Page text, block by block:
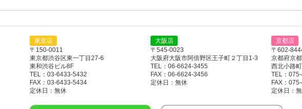
東京店
〒150-0011
東京都渋谷区東一丁目27-6
東和渋谷ビル8F
TEL：03-6433-5432
FAX：03-6433-5434
定休日：無休
大阪店
〒545-0023
大阪府大阪市阿倍野区王子町２丁目1-3
TEL：06-6624-3455
FAX：06-6624-3456
定休日：無休
京都店
〒602-
京都府京
西北小路
TEL：
FAX：
定休日：